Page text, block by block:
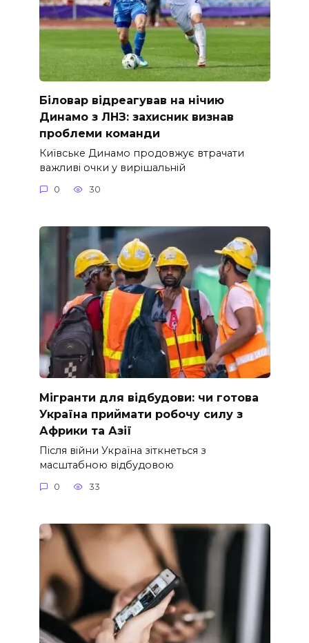
Біловар відреагував на нічию
Динамо з ЛНЗ: захисник визнав
проблеми команди
Київське Динамо продовжує втрачати
важливі очки у вирішальній
0 30
Мігранти для відбудови: чи готова
Україна приймати робочу силу з
Африки та Азії
Після війни Україна зіткнеться з
масштабною відбудовою
0 33